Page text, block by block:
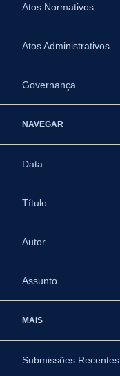
Atos Normativos
Atos Administrativos
Governança
NAVEGAR
Data
Título
Autor
Assunto
MAIS
Submissões Recentes